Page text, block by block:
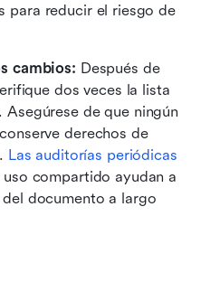
para reducir el riesgo de
cambios: Después de
dos veces la lista
de que ningún
derechos de
Las auditorías periódicas
compartido ayudan a
documento a largo